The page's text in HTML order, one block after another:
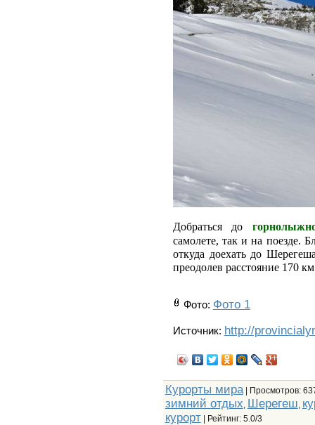
Добраться до
самолете, так и на
откуда доехать до
преодолев расстояние 170
Фото: Фото 1
Источник: http://
Курорты мира| Просмотров:
зимний отдых Шерегеш
курорт| Рейтинг: 5.0/3